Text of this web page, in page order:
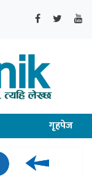
गृहपेज